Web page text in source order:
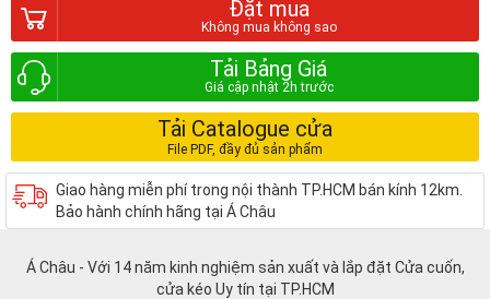
Đặt mua
Tải Bảng Giá
Tải Catalogue cửa
Giao hàng miễn phí trong nội thành TP.HCM bán kính 12km.
Bảo hành chính hãng tại Á Châu
Á Châu - Với 14 năm kinh nghiệm sản xuất và lắp đặt Cửa cuốn,
cửa kéo Uy tín tại TP.HCM